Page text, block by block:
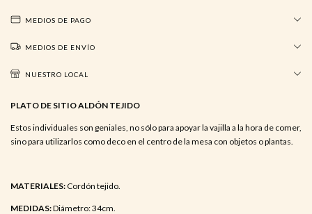
MEDIOS DE PAGO
MEDIOS DE ENVÍO
NUESTRO LOCAL
PLATO DE SITIO ALDÓN TEJIDO
Estos individuales son geniales, no sólo para apoyar la vajilla a la hora de comer,
sino para utilizarlos como deco en el centro de la mesa con objetos o plantas.
MATERIALES:Cordón tejido.
MEDIDAS:Diámetro: 34cm.